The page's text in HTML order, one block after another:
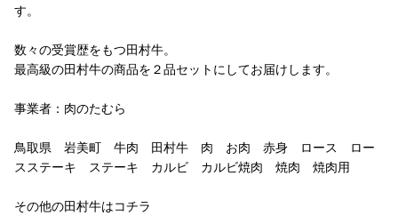
す。
数々の受賞歴をもつ田村牛。
最高級の田村牛の商品を２品セットにしてお届けします。
事業者：肉のたむら
鳥取県 岩美町 牛肉 田村牛 肉 お肉 赤身 ロース ロー
スステーキ ステーキ カルビ カルビ焼肉 焼肉 焼肉用
その他の田村牛はコチラ